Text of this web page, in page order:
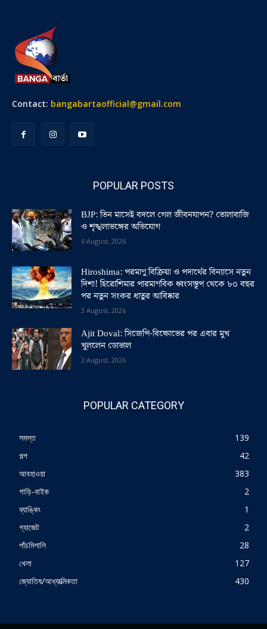
Contact: bangabartaofficial@gmail.com
POPULAR POSTS
BJP: তিন মাসেই বদলে গেল জীবনযাপন? তোলাবাজি
ও শৃঙ্খলাভঙ্গের অভিযোগ
6 August, 2026
Hiroshima: পরমাণু বিক্রিয়া ও পদার্থের বিন্যাসে নতুন
দিশা! হিরোশিমার পারমাণবিক ধ্বংসস্তূপ থেকে ৮০ বছর
পর নতুন সংকর ধাতুর আবিষ্কার
3 August, 2026
Ajit Doval: সিজেপি-বিক্ষোভের পর এবার মুখ
খুললেন ডোভাল
2 August, 2026
POPULAR CATEGORY
সমস্ত
139
গল্প
42
আবহাওয়া
383
গাড়ি-বাইক
2
ব্যাঙ্কিং
1
গ্যাজেট
2
পাঁচমিশালি
28
খেলা
127
জ্যোতিষ/আধ্যাত্মিকতা
430